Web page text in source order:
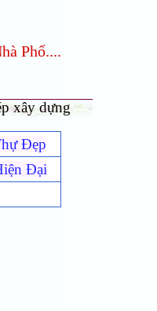
Phố....
xây dựng
Đẹp
Đại